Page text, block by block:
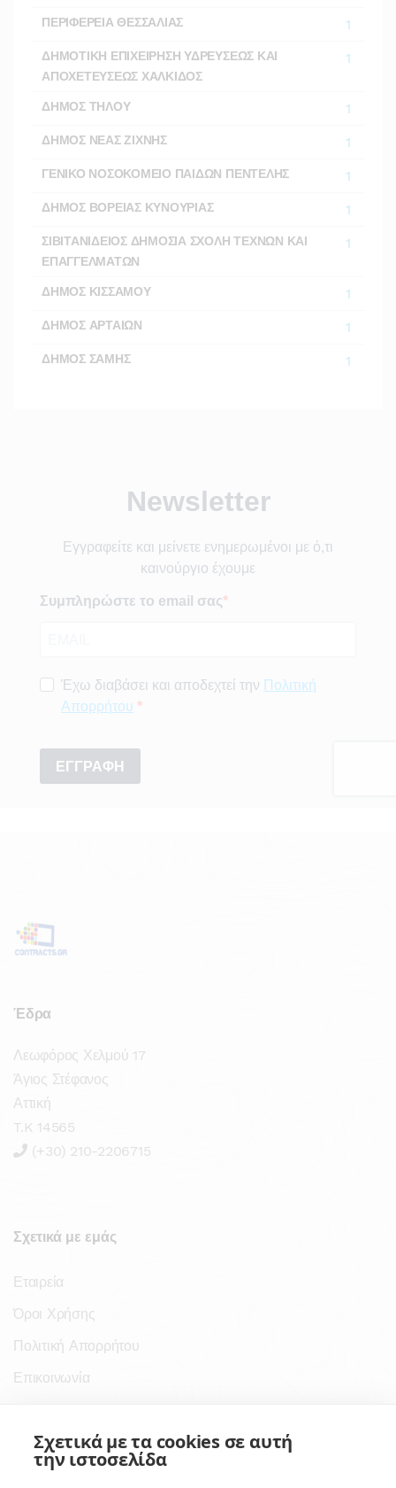
ΠΕΡΙΦΕΡΕΙΑ ΘΕΣΣΑΛΙΑΣ 1
ΔΗΜΟΤΙΚΗ ΕΠΙΧΕΙΡΗΣΗ ΥΔΡΕΥΣΕΩΣ ΚΑΙ
ΑΠΟΧΕΤΕΥΣΕΩΣ ΧΑΛΚΙΔΟΣ
1
ΔΗΜΟΣ ΤΗΛΟΥ 1
ΔΗΜΟΣ ΝΕΑΣ ΖΙΧΝΗΣ 1
ΓΕΝΙΚΟ ΝΟΣΟΚΟΜΕΙΟ ΠΑΙΔΩΝ ΠΕΝΤΕΛΗΣ 1
ΔΗΜΟΣ ΒΟΡΕΙΑΣ ΚΥΝΟΥΡΙΑΣ 1
ΣΙΒΙΤΑΝΙΔΕΙΟΣ ΔΗΜΟΣΙΑ ΣΧΟΛΗ ΤΕΧΝΩΝ ΚΑΙ
ΕΠΑΓΓΕΛΜΑΤΩΝ
1
ΔΗΜΟΣ ΚΙΣΣΑΜΟΥ 1
ΔΗΜΟΣ ΑΡΤΑΙΩΝ 1
ΔΗΜΟΣ ΣΑΜΗΣ 1
Έδρα
Λεωφόρος Χελμού 17
Άγιος Στέφανος
Αττική
T.K 14565
(+30) 210-2206715
Σχετικά με εμάς
Εταιρεία
Όροι Χρήσης
Πολιτική Απορρήτου
Επικοινωνία
Σύνδεσμοι
Σχετικά με τα cookies σε αυτή
την ιστοσελίδα